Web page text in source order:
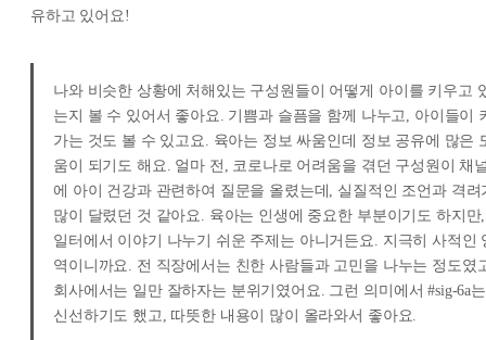
유하고 있어요!
나와 비슷한 상황에 처해있는 구성원들이 어떻게 아이를 키우고
는지 볼 수 있어서 좋아요. 기쁨과 슬픔을 함께 나누고, 아이들이
가는 것도 볼 수 있고요. 육아는 정보 싸움인데 정보 공유에 많은
움이 되기도 해요. 얼마 전, 코로나로 어려움을 겪던 구성원이 채
에 아이 건강과 관련하여 질문을 올렸는데, 실질적인 조언과 격려
많이 달렸던 것 같아요. 육아는 인생에 중요한 부분이기도 하지만,
일터에서 이야기 나누기 쉬운 주제는 아니거든요. 지극히 사적인
역이니까요. 전 직장에서는 친한 사람들과 고민을 나누는 정도였
회사에서는 일만 잘하자는 분위기였어요. 그런 의미에서 #sig-6a는
신선하기도 했고, 따뜻한 내용이 많이 올라와서 좋아요.